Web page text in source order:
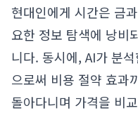
현대인에게 시간은 금
요한 정보 탐색에 낭비
니다. 동시에, AI가 분
으로써 비용 절약 효과
돌아다니며 가격을 비